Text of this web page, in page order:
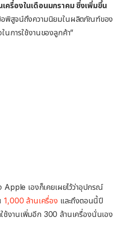
ครื่องในเดือนมกราคม ซึ่งเพิ่มขึ้น
อพิสูจน์ถึงความนิยมในผลิตภัณฑ์ของ
นการใช้งานของลูกค้า”
เองก็เคยเผยไว้ว่าอุปกรณ์
1,000 ล้านเครื่อง และถึงตอนนี้ปี
งานเพิ่มอีก 300 ล้านเครื่องนั่นเอง